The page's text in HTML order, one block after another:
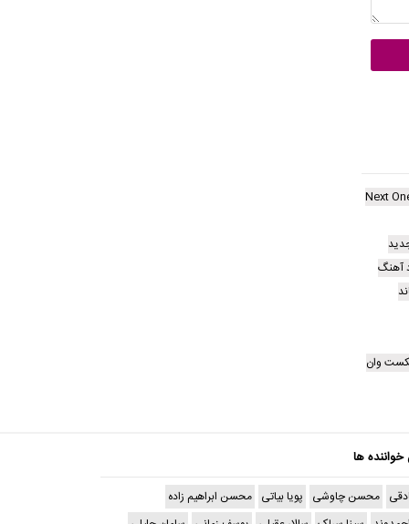
Next
آهنگ
وان
خواننده ها
محسن چاوشی پویا بیاتی محسن ابراهیم زاده